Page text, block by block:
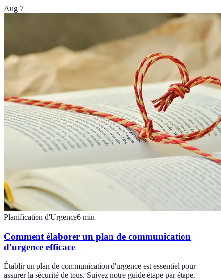
Aug 7
Planification d'Urgence6 min
Comment élaborer un plan de communication
d'urgence efficace
Établir un plan de communication d'urgence est essentiel pour
assurer la sécurité de tous. Suivez notre guide étape par étape.